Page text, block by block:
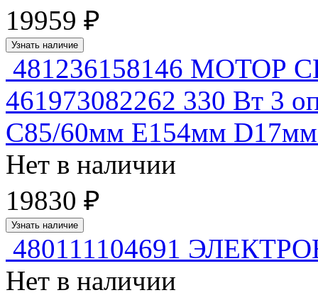
19959 ₽
Узнать наличие
481236158146 МОТОР
461973082262 330 Вт 3
С85/60мм Е154мм
Нет в наличии
19830 ₽
Узнать наличие
480111104691
Нет в наличии